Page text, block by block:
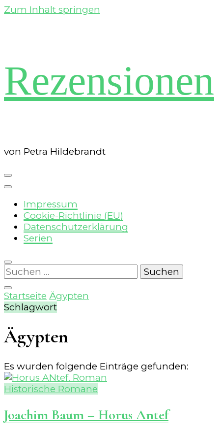
Zum Inhalt springen
Rezensionen
von Petra Hildebrandt
Impressum
Cookie-Richtlinie (EU)
Datenschutzerklärung
Serien
Suchen
nach:
Startseite Ägypten
Schlagwort
Ägypten
Es wurden folgende Einträge gefunden:
Historische Romane
Joachim Baum – Horus Antef